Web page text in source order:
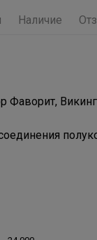
Наличие
Фаворит, Викинг